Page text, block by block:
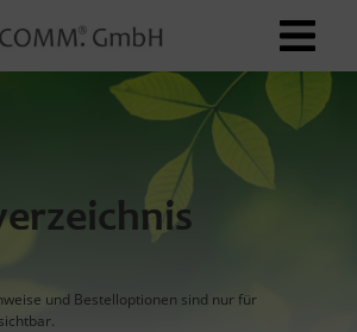
und Bestelloptionen sind nur für
sichtbar.